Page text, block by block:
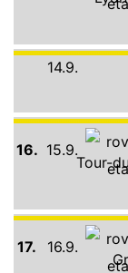
14.9.
16. 15.9.
Tour-
17. 16.9.